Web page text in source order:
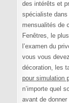
des intérêts et
spécialiste
mensualités de
Fenêtres, le
l’examen du
vous vous
décoration, les
pour simulation
n’importe quel
avant de